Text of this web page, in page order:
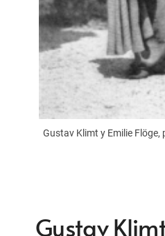
Gustav Klimt y Emilie
Gustav